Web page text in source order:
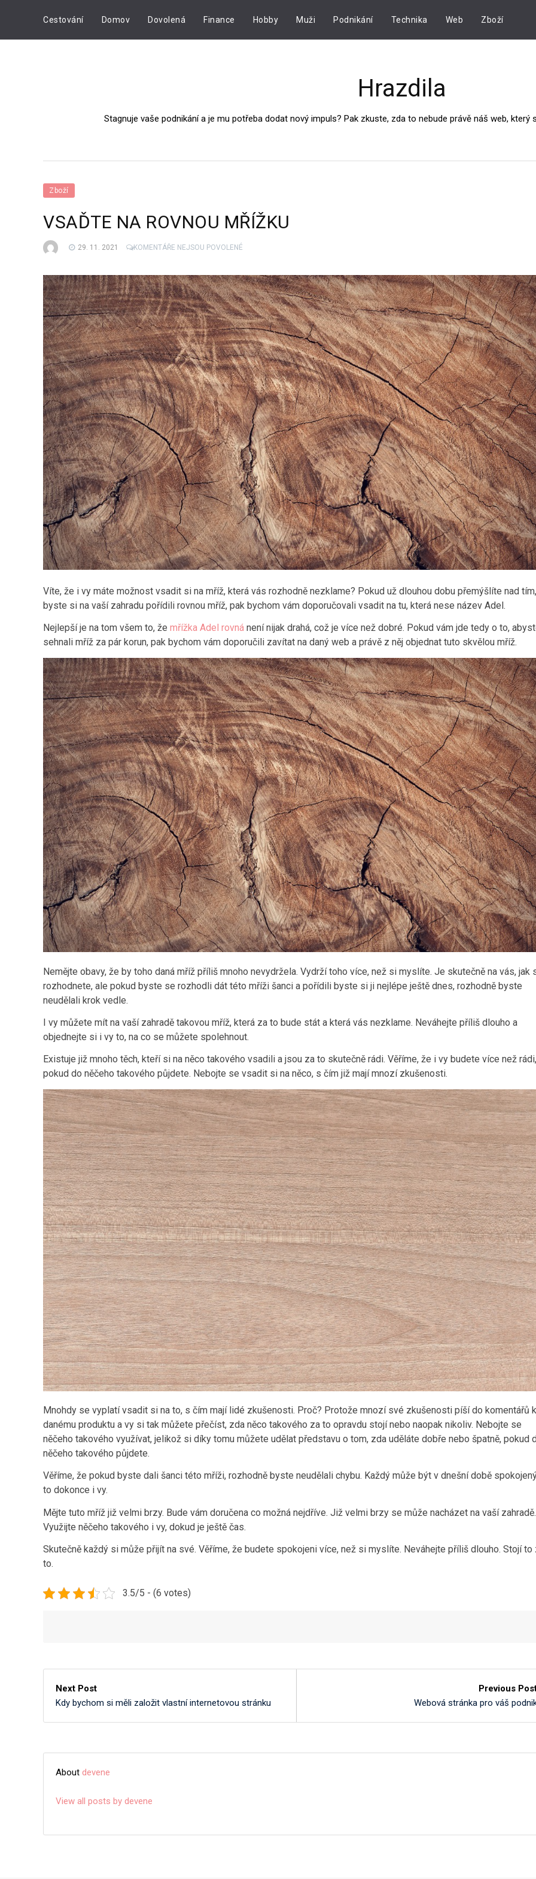
Cestování Domov Dovolená Finance Hobby Muži Podnikání Technika Web Zboží
Hrazdila
Stagnuje vaše podnikání a je mu potřeba dodat nový impuls? Pak zkuste, zda to nebude právě náš web,
Zboží
VSAĎTE NA ROVNOU MŘÍŽKU
29. 11. 2021 KOMENTÁŘE NEJSOU POVOLENÉ
NÁZVEM
VSAĎTE
NA
ROVNOU
MŘÍŽKU
Víte, že i vy máte možnost vsadit si na mříž, která vás rozhodně nezklame? Pokud už dlouhou dobu přemýšlíte nad
byste si na vaší zahradu pořídili rovnou mříž, pak bychom vám doporučovali vsadit na tu, která nese název Adel.
Nejlepší je na tom všem to, že mřížka Adel rovná není nijak drahá, což je více než dobré. Pokud vám jde tedy o to,
sehnali mříž za pár korun, pak bychom vám doporučili zavítat na daný web a právě z něj objednat tuto skvělou mříž.
Nemějte obavy, že by toho daná mříž příliš mnoho nevydržela. Vydrží toho více, než si myslíte. Je skutečně na vás, jak
rozhodnete, ale pokud byste se rozhodli dát této mříži šanci a pořídili byste si ji nejlépe ještě dnes, rozhodně byste
neudělali krok vedle.
I vy můžete mít na vaší zahradě takovou mříž, která za to bude stát a která vás nezklame. Neváhejte příliš dlouho a
objednejte si i vy to, na co se můžete spolehnout.
Existuje již mnoho těch, kteří si na něco takového vsadili a jsou za to skutečně rádi. Věříme, že i vy budete více než rádi,
pokud do něčeho takového půjdete. Nebojte se vsadit si na něco, s čím již mají mnozí zkušenosti.
Mnohdy se vyplatí vsadit si na to, s čím mají lidé zkušenosti. Proč? Protože mnozí své zkušenosti píší do komentářů k
danému produktu a vy si tak můžete přečíst, zda něco takového za to opravdu stojí nebo naopak nikoliv. Nebojte se
něčeho takového využívat, jelikož si díky tomu můžete udělat představu o tom, zda uděláte dobře nebo špatně, pokud
něčeho takového půjdete.
Věříme, že pokud byste dali šanci této mříži, rozhodně byste neudělali chybu. Každý může být v dnešní době
to dokonce i vy.
Mějte tuto mříž již velmi brzy. Bude vám doručena co možná nejdříve. Již velmi brzy se může nacházet na vaší zahradě.
Využijte něčeho takového i vy, dokud je ještě čas.
Skutečně každý si může přijít na své. Věříme, že budete spokojeni více, než si myslíte. Neváhejte příliš dlouho. Stojí to
to.
3.5/5 - (6 votes)
Previous
Webová stránka pro váš
Next Post
Kdy bychom si měli založit vlastní internetovou stránku
About devene
View all posts by devene